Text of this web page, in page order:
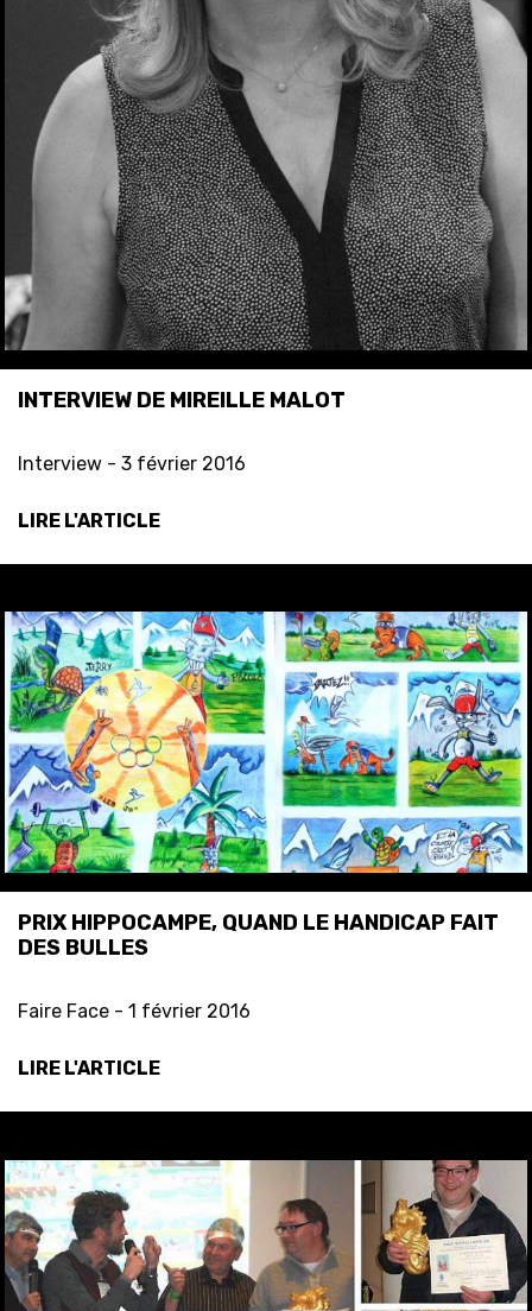
INTERVIEW DE MIREILLE MALOT
Interview - 3 février 2016
LIRE L'ARTICLE
PRIX HIPPOCAMPE, QUAND LE HANDICAP FAIT
DES BULLES
Faire Face - 1 février 2016
LIRE L'ARTICLE